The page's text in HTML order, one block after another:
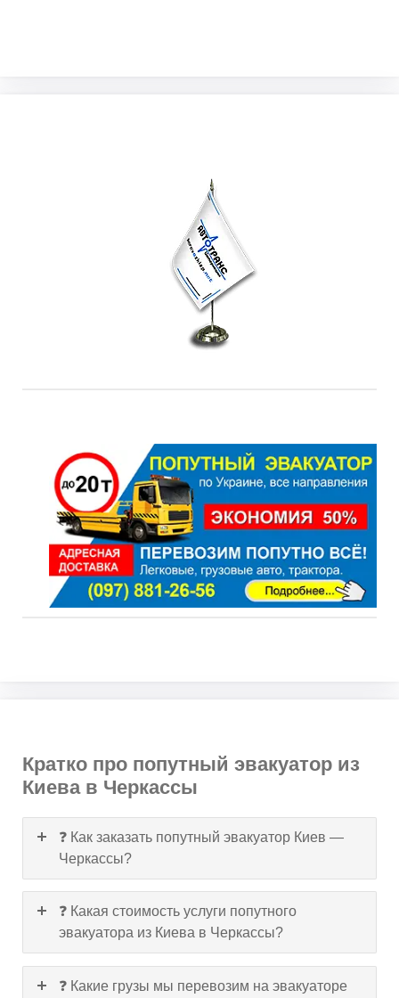
Кратко про попутный эвакуатор из
Киева в Черкассы
❓ Как заказать попутный эвакуатор Киев —
Черкассы?
❓ Какая стоимость услуги попутного
эвакуатора из Киева в Черкассы?
❓ Какие грузы мы перевозим на эвакуаторе